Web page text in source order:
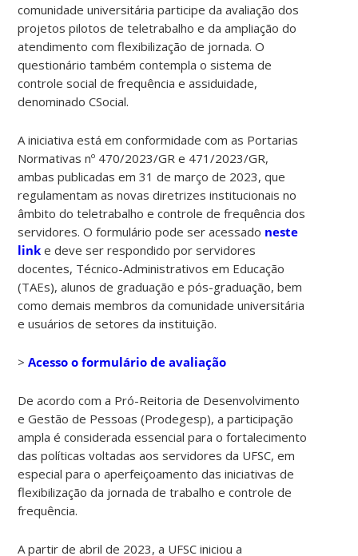
comunidade universitária participe da avaliação dos
projetos pilotos de teletrabalho e da ampliação do
atendimento com flexibilização de jornada. O
questionário também contempla o sistema de
controle social de frequência e assiduidade,
denominado CSocial.
A iniciativa está em conformidade com as Portarias
Normativas nº 470/2023/GR e 471/2023/GR,
ambas publicadas em 31 de março de 2023, que
regulamentam as novas diretrizes institucionais no
âmbito do teletrabalho e controle de frequência dos
servidores. O formulário pode ser acessado neste
link e deve ser respondido por servidores
docentes, Técnico-Administrativos em Educação
(TAEs), alunos de graduação e pós-graduação, bem
como demais membros da comunidade universitária
e usuários de setores da instituição.
>Acesso o formulário de avaliação
De acordo com a Pró-Reitoria de Desenvolvimento
e Gestão de Pessoas (Prodegesp), a participação
ampla é considerada essencial para o fortalecimento
das políticas voltadas aos servidores da UFSC, em
especial para o aperfeiçoamento das iniciativas de
flexibilização da jornada de trabalho e controle de
frequência.
A partir de abril de 2023, a UFSC iniciou a